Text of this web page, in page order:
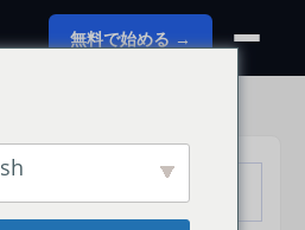
無料で始める →